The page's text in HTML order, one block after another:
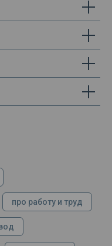
про работу и труд